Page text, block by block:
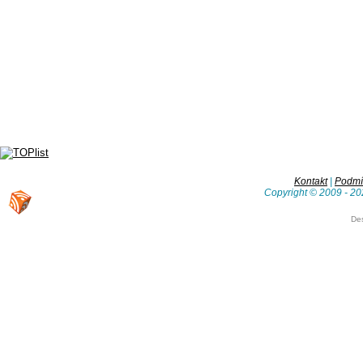
Kontakt|
Copyright © 2009 -